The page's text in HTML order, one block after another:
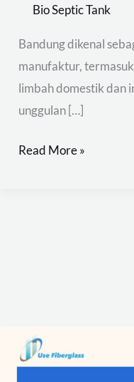
Bio Septic Tank
Bandung dikenal
manufaktur,
limbah domestik dan
unggulan […]
Terbaik
Lingkungan
Bersih
Read More »
Distributor
Bio